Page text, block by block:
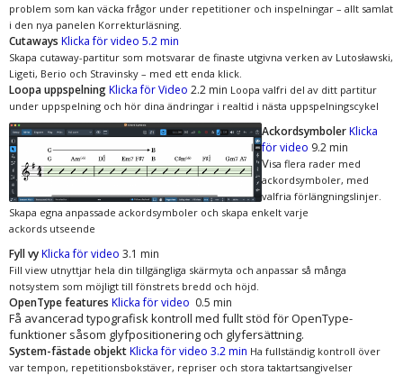
problem som kan väcka frågor under repetitioner och inspelningar – allt samlat
i den nya panelen Korrekturläsning.
Cutaways Klicka för video 5.2 min
Skapa cutaway-partitur som motsvarar de finaste utgivna verken av Lutosławski,
Ligeti, Berio och Stravinsky – med ett enda klick.
Loopa uppspelningKlicka för Video 2.2 min Loopa valfri del av ditt partitur
under uppspelning och hör dina ändringar i realtid i nästa uppspelningscykel
AckordsymbolerKlicka
för video 9.2 min
Visa flera rader med
ackordsymboler, med
valfria förlängningslinjer.
Skapa egna anpassade ackordsymboler och skapa enkelt varje
ackords utseende
Fyll vyKlicka för video 3.1 min
Fill view utnyttjar hela din tillgängliga skärmyta och anpassar så många
notsystem som möjligt till fönstrets bredd och höjd.
OpenType features Klicka för video 0.5 min
Få avancerad typografisk kontroll med fullt stöd för OpenType-
funktioner såsom glyfpositionering och glyfersättning.
System-fästade objektKlicka för video 3.2 min Ha fullständig kontroll över
var tempon, repetitionsbokstäver, repriser och stora taktartsangivelser